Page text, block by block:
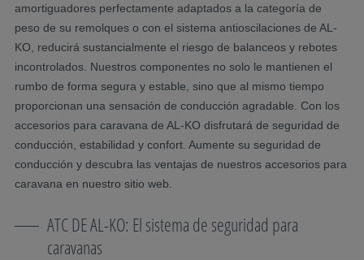
amortiguadores perfectamente adaptados a la categoría de
peso de su remolques o con el sistema antioscilaciones de AL-
KO, reducirá sustancialmente el riesgo de balanceos y rebotes
incontrolados. Nuestros componentes no solo le mantienen el
rumbo de forma segura y estable, sino que al mismo tiempo
proporcionan una sensación de conducción agradable. Con los
accesorios para caravana de AL-KO disfrutará de seguridad de
conducción, estabilidad y confort. Aumente su seguridad de
conducción y descubra las ventajas de nuestros accesorios para
caravana en nuestro sitio web.
ATC DE AL-KO: El sistema de seguridad para
caravanas